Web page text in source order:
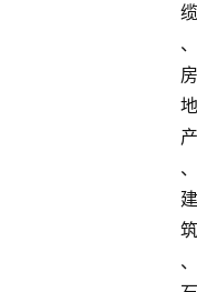
缆
、
房
地
产
、
建
筑
、